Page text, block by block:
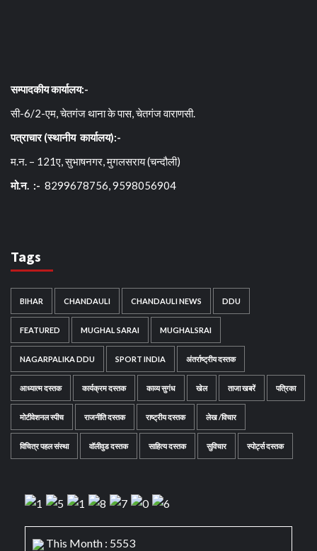
सम्पादकीय कार्यालय:-
सी-6/2-एम, चेतगंज थाना के पास, चेतगंज वाराणसी.
पत्राचार (स्थानीय कार्यालय):-
म.न. – 121ए, सुभाषनगर, मुगलसराय (चन्दौली)
मो.न. :- 8299678756, 9598056904
Tags
BIHAR CHANDAULI CHANDAULI NEWS DDU
FEATURED MUGHAL SARAI MUGHALSRAI
NAGARPALIKA DDU SPORT INDIA अंतर्राष्ट्रीय दस्तक
आध्यात्म दस्तक कार्यक्रम दस्तक काव्य सुगंध खेल ताजा खबरें पत्रिका
मोटीवेशनल स्पीच राजनीति दस्तक राष्ट्रीय दस्तक लेख /विचार
विचित्र पहल संस्था वॉलीवुड दस्तक साहित्य दस्तक सुविचार स्पोर्ट्स दस्तक
This Month : 5553